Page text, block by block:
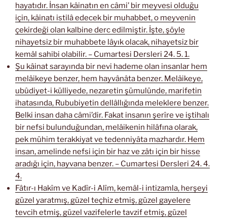
hayatıdır. İnsan kâinatın en câmi’ bir meyvesi olduğu
için, kâinatı istilâ edecek bir muhabbet, o meyvenin
çekirdeği olan kalbine derc edilmiştir. İşte, şöyle
nihayetsiz bir muhabbete lâyık olacak, nihayetsiz bir
kemâl sahibi olabilir. – Cumartesi Dersleri 24. 5. 1.
Şu kâinat sarayında bir nevi hademe olan insanlar hem
melâikeye benzer, hem hayvânâta benzer. Melâikeye,
ubûdiyet-i külliyede, nezaretin şümulünde, marifetin
ihatasında, Rububiyetin dellâllığında meleklere benzer.
Belki insan daha câmi’dir. Fakat insanın şerîre ve iştihalı
bir nefsi bulunduğundan, melâikenin hilâfına olarak,
pek mühim terakkiyat ve tedenniyâta mazhardır. Hem
insan, amelinde nefsi için bir haz ve zâtı için bir hisse
aradığı için, hayvana benzer. – Cumartesi Dersleri 24. 4.
4.
Fâtır-ı Hakîm ve Kadîr-i Alîm, kemâl-i intizamla, herşeyi
güzel yaratmış, güzel teçhiz etmiş, güzel gayelere
tevcih etmiş, güzel vazifelerle tavzif etmiş, güzel